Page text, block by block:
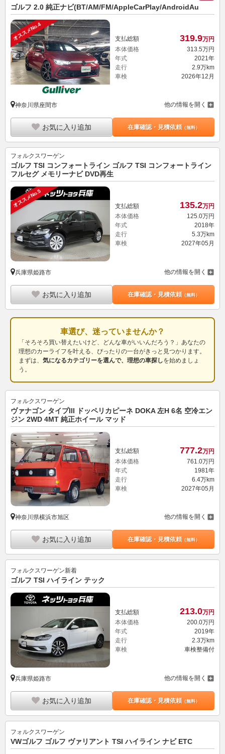
ゴルフ 2.0 純正ナビ(BT/AM/FM/AppleCarPlay/AndroidAu
オススメNo.4 支払総額 319.9万円
本体価格
313. 5万円
年式
2021年
走行
2.9万km
車検
2026年12月
神奈川県座間市 他の情報を開く
お気に入り追加 在庫確認・見積依頼（無料）
フォルクスワーゲン
ゴルフ TSI コンフォートライン ゴルフ TSI コンフォートライン
フルセグ メモリーナビ DVD再生
オススメNo.5 支払総額 135.2万円
本体価格
125.0万円
年式
2018年
走行
5.3万km
車検
2027年05月
兵庫県姫路市 他の情報を開く
お気に入り追加 在庫確認・見積依頼（無料）
車選び、迷っていませんか？
「そろそろ買い替えたいけど、どんな車がいいんだろう？」あなたの
理想のカーライフを叶える、ぴったりの一台がきっと見つかります。
まずは、 気になるカテゴリーを選んで、理想の車探しを始めましょ
う。
フォルクスワーゲン
ヴァナゴン タイプIII ドッペリカピーネ DOKA 左H 6名 空冷エン
ジン 2WD 4MT 純正ホイール マッド
支払総額 777.2万円
本体価格
761. 0万円
年式
1981年
走行
6.4万km
車検
2027年05月
神奈川県横浜市旭区 他の情報を開く
お気に入り追加 在庫確認・見積依頼（無料）
フォルクスワーゲン新着
ゴルフ TSI ハイライン テック
支払総額 213.0万円
本体価格
200.0万円
年式
2019年
走行
2.3万km
車検
車検整備付
兵庫県姫路市 他の情報を開く
お気に入り追加 在庫確認・見積依頼（無料）
フォルクスワーゲン
VWゴルフ ゴルフ ヴァリアント TSI ハイライン ナビ ETC